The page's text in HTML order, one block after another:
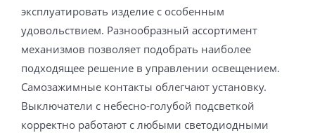
эксплуатировать изделие с особенным
удовольствием. Разнообразный ассортимент
механизмов позволяет подобрать наиболее
подходящее решение в управлении освещением.
Самозажимные контакты облегчают установку.
Выключатели с небесно-голубой подсветкой
корректно работают с любыми светодиодными